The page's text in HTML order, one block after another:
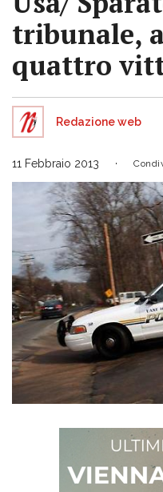
tribunale,
quattro
Redazione web
11 Febbraio 2013